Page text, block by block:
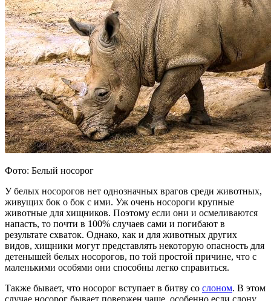
Фото: Белый носорог
У белых носорогов нет однозначных врагов среди животных,
живущих бок о бок с ими. Уж очень носороги крупные
животные для хищников. Поэтому если они и осмеливаются
напасть, то почти в 100% случаев сами и погибают в
результате схваток. Однако, как и для животных других
видов, хищники могут представлять некоторую опасность для
детенышей белых носорогов, по той простой причине, что с
маленькими особями они способны легко справиться.
Также бывает, что носорог вступает в битву со слоном. В этом
случае носорог бывает повержен чаще, особенно если слону